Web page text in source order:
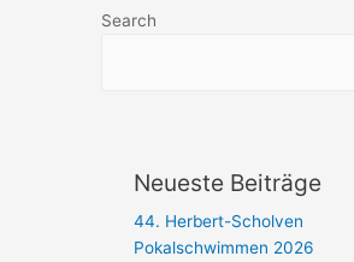
Search
Neueste Beiträge
44. Herbert-Scholven
Pokalschwimmen 2026